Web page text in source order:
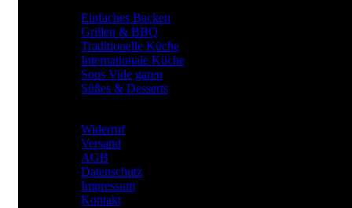
Einfaches Backen
Grillen & BBQ
Traditionelle Küche
Internationale Küche
Sous Vide garen
Süßes & Desserts
Widerruf
Versand
AGB
Datenschutz
Impressum
Kontakt